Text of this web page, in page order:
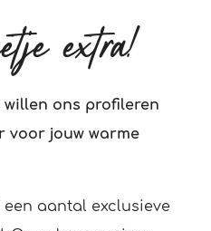
extra!
willen ons profileren
voor jouw warme
aantal exclusieve